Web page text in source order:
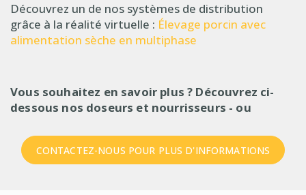
Découvrez un de nos systèmes de distribution
grâce à la réalité virtuelle : Élevage porcin avec
alimentation sèche en multiphase
Vous souhaitez en savoir plus ? Découvrez ci-
dessous nos doseurs et nourrisseurs - ou
CONTACTEZ-NOUS POUR PLUS D'INFORMATIONS